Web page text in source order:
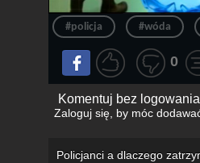
#policja #wóda
0
Komentuj bez
Zaloguj się, by móc
Policjanci a dlaczego